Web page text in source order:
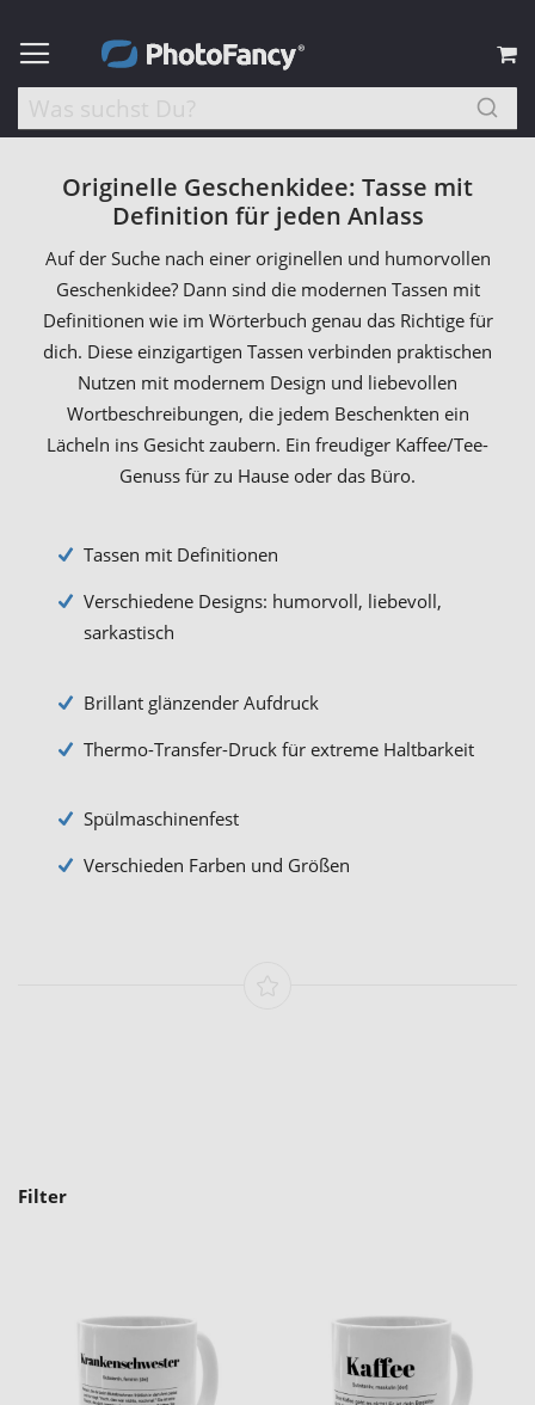
Originelle Geschenkidee: Tasse mit
Definition für jeden Anlass
Auf der Suche nach einer originellen und humorvollen
Geschenkidee? Dann sind die modernen Tassen mit
Definitionen wie im Wörterbuch genau das Richtige für
dich. Diese einzigartigen Tassen verbinden praktischen
Nutzen mit modernem Design und liebevollen
Wortbeschreibungen, die jedem Beschenkten ein
Lächeln ins Gesicht zaubern. Ein freudiger Kaffee/Tee-
Genuss für zu Hause oder das Büro.
Tassen mit Definitionen
Verschiedene Designs: humorvoll, liebevoll,
sarkastisch
Brillant glänzender Aufdruck
Thermo-Transfer-Druck für extreme Haltbarkeit
Spülmaschinenfest
Verschieden Farben und Größen
Filter